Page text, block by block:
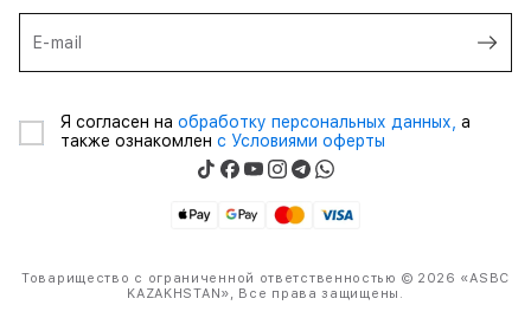
E-mail
Я согласен на обработку персональных данных, а
также ознакомлен с Условиями оферты
Товарищество с ограниченной ответственностью © 2026 «ASBC
KAZAKHSTAN», Все права защищены.